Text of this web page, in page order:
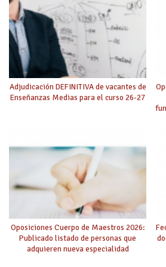
Adjudicación DEFINITIVA de vacantes de
Enseñanzas Medias para el curso 26-27
Oposiciones Cuerpo de Maestros 2026:
Publicado listado de personas que
adquieren nueva especialidad